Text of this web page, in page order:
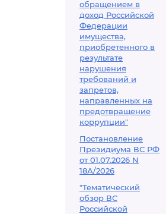
обращением в
доход Российской
Федерации
имущества,
приобретенного в
результате
нарушения
требований и
запретов,
направленных на
предотвращение
коррупции"
Постановление
Президиума ВС РФ
от 01.07.2026 N
18А/2026
"Тематический
обзор ВС
Российской